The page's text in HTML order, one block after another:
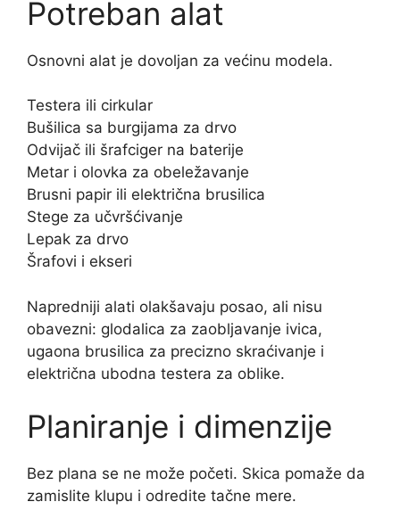
Potreban alat
Osnovni alat je dovoljan za većinu modela.
Testera ili cirkular
Bušilica sa burgijama za drvo
Odvijač ili šrafciger na baterije
Metar i olovka za obeležavanje
Brusni papir ili električna brusilica
Stege za učvršćivanje
Lepak za drvo
Šrafovi i ekseri
Napredniji alati olakšavaju posao, ali nisu
obavezni: glodalica za zaobljavanje ivica,
ugaona brusilica za precizno skraćivanje i
električna ubodna testera za oblike.
Planiranje i dimenzije
Bez plana se ne može početi. Skica pomaže da
zamislite klupu i odredite tačne mere.